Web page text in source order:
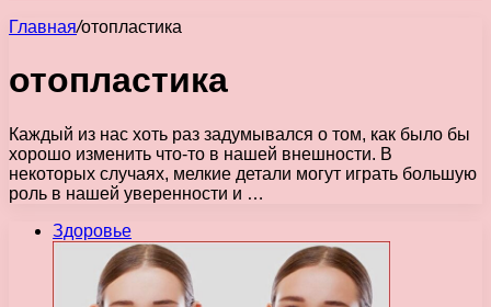
Главная/отопластика
отопластика
Каждый из нас хоть раз задумывался о том, как было бы
хорошо изменить что-то в нашей внешности. В
некоторых случаях, мелкие детали могут играть большую
роль в нашей уверенности и …
Здоровье